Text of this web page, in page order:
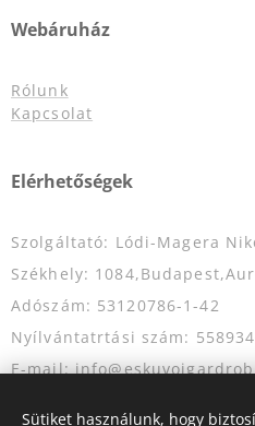
Webáruház
Rólunk
Kapcsolat
Elérhetőségek
Szolgáltató: Lódi-Magera
Székhely:
Adószám: 53120786-1-42
Nyílvántatrtási szám:
E-mail:
Sütiket használunk, hogy